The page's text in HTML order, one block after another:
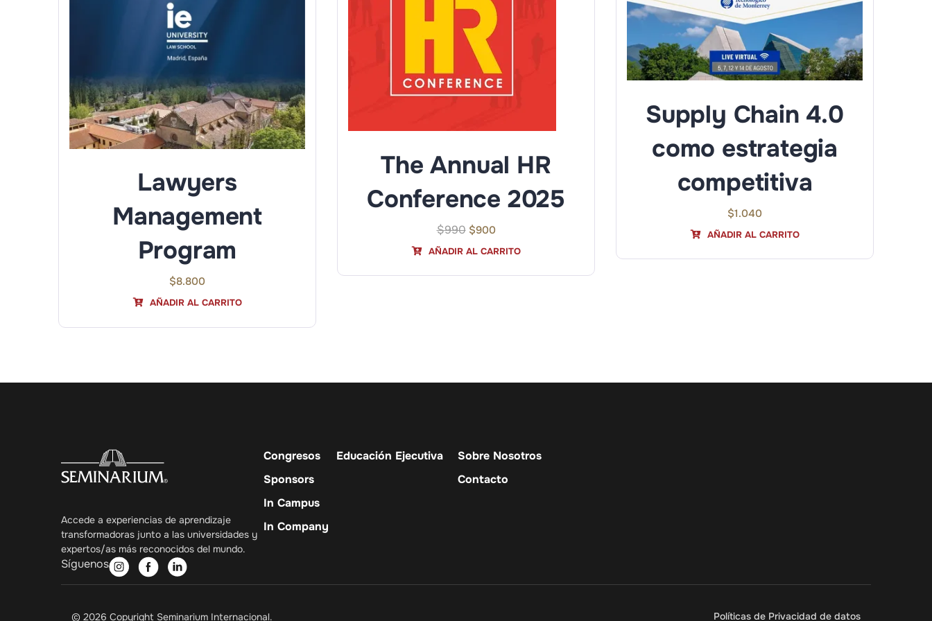
Lawyers
Management
Program
$8.800
AÑADIR AL CARRITO
The Annual HR
Conference 2025
$990 $900
AÑADIR AL CARRITO
Supply Chain 4.0
como estrategia
competitiva
$1.040
AÑADIR AL CARRITO
Accede a experiencias de aprendizaje
transformadoras junto a las universidades y
expertos/as más reconocidos del mundo.
Síguenos
Congresos
Sponsors
In Campus
In Company
Educación Ejecutiva
Sobre Nosotros
Contacto
© 2026 Copyright Seminarium Internacional. Políticas de Privacidad de datos